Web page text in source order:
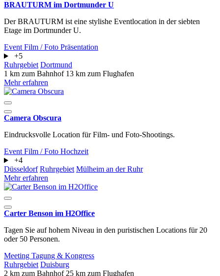
BRAUTURM im Dortmunder U
Der BRAUTURM ist eine stylishe Eventlocation in der siebten
Etage im Dortmunder U.
Event Film / Foto Präsentation
+5
Ruhrgebiet Dortmund
1 km zum Bahnhof 13 km zum Flughafen
Mehr erfahren
Camera Obscura
Eindrucksvolle Location für Film- und Foto-Shootings.
Event Film / Foto Hochzeit
+4
Düsseldorf Ruhrgebiet Mülheim an der Ruhr
Mehr erfahren
Carter Benson im H2Office
Tagen Sie auf hohem Niveau in den puristischen Locations für 20
oder 50 Personen.
Meeting Tagung & Kongress
Ruhrgebiet Duisburg
2 km zum Bahnhof 25 km zum Flughafen